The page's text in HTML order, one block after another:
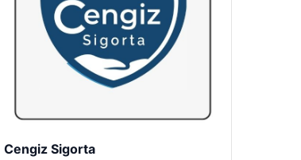
Hastaş Beton